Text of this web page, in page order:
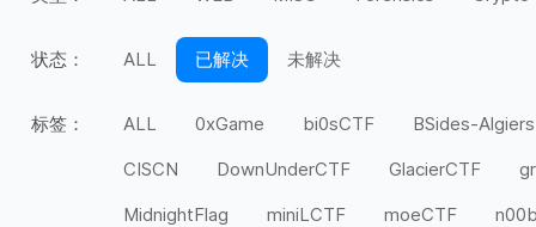
状态： ALL 已解决 未解决
标签： ALL 0xGame bi0sCTF
BSides-Algiers
CISCN
DownUnderCTF GlacierCTF
MidnightFlag
miniLCTF moeCTF